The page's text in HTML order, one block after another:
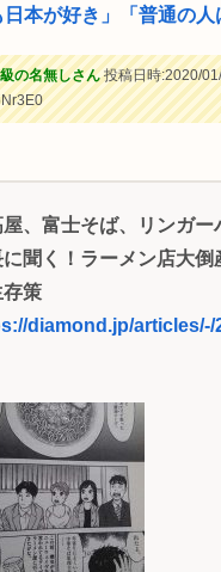
本が好き」「普通の人
の名無しさん投稿日時:2020/
屋、富士そば、リンガー
聞く！ラーメン店大倒
策
diamond.jp/articles/-/